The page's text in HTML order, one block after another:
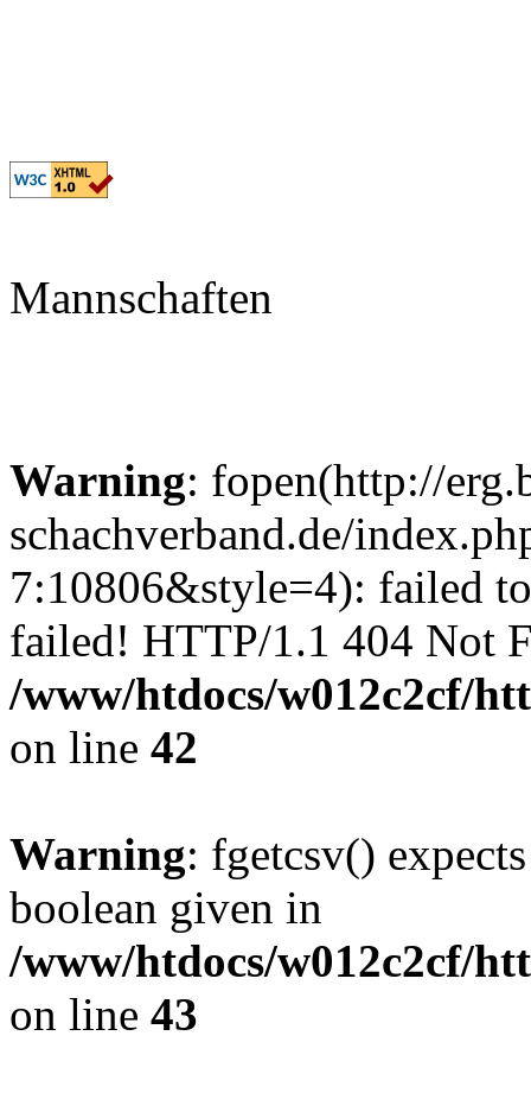
Mannschaften
Warning: fopen(http://
schachverband.de/
7:10806&style=4): failed
failed! HTTP/1.1 404 Not
/www/htdocs/w012c2cf/
on line 42
Warning: fgetcsv()
boolean given in
/www/htdocs/w012c2cf/
on line 43